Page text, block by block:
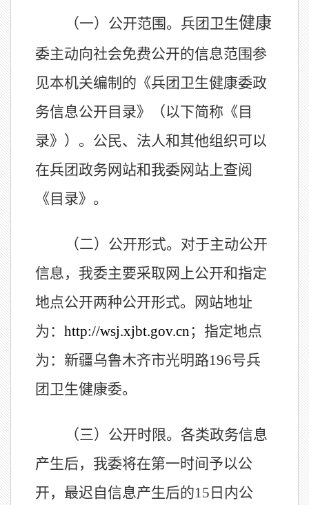
（一）公开范围。兵团卫生健康
委主动向社会免费公开的信息范围参
见本机关编制的《兵团卫生健康委政
务信息公开目录》（以下简称《目
录》）。公民、法人和其他组织可以
在兵团政务网站和我委网站上查阅
《目录》。
（二）公开形式。对于主动公开
信息，我委主要采取网上公开和指定
地点公开两种公开形式。
网站地址
为 ： http://wsj.xjbt.gov.cn； 指定地点
为：新疆乌鲁木齐市光明路196号兵
团卫生健康委。
（三）公开时限。各类政务信息
产生后，我委将在第一时间予以公
开，最迟自信息产生后的15日内公